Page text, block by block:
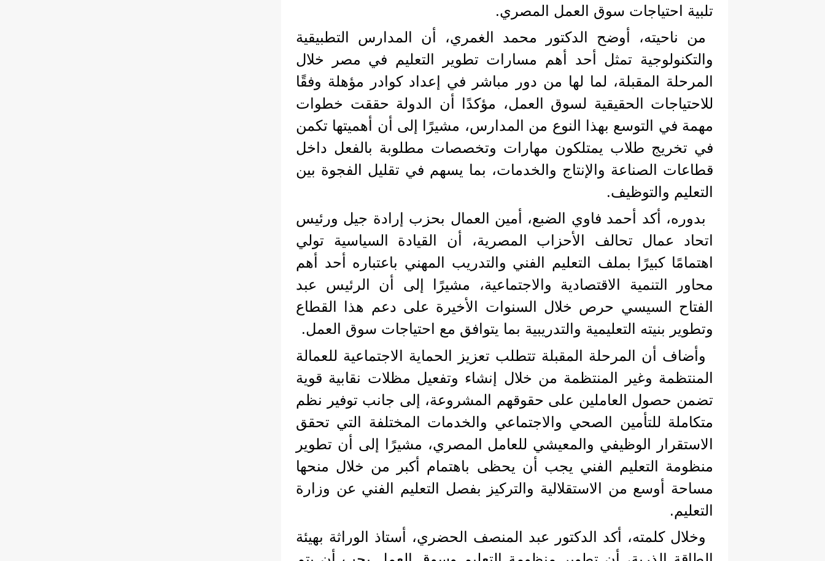
تلبية احتياجات سوق العمل المصري.
من ناحيته، أوضح الدكتور محمد الغمري، أن المدارس التطبيقية
والتكنولوجية تمثل أحد أهم مسارات تطوير التعليم في مصر خلال
المرحلة المقبلة، لما لها من دور مباشر في إعداد كوادر مؤهلة وفقًا
للاحتياجات الحقيقية لسوق العمل، مؤكدًا أن الدولة حققت خطوات
مهمة في التوسع بهذا النوع من المدارس، مشيرًا إلى أن أهميتها تكمن
في تخريج طلاب يمتلكون مهارات وتخصصات مطلوبة بالفعل داخل
قطاعات الصناعة والإنتاج والخدمات، بما يسهم في تقليل الفجوة بين
التعليم والتوظيف.
بدوره، أكد أحمد فاوي الضبع، أمين العمال بحزب إرادة جيل ورئيس
اتحاد عمال تحالف الأحزاب المصرية، أن القيادة السياسية تولي
اهتمامًا كبيرًا بملف التعليم الفني والتدريب المهني باعتباره أحد أهم
محاور التنمية الاقتصادية والاجتماعية، مشيرًا إلى أن الرئيس عبد
الفتاح السيسي حرص خلال السنوات الأخيرة على دعم هذا القطاع
وتطوير بنيته التعليمية والتدريبية بما يتوافق مع احتياجات سوق العمل.
وأضاف أن المرحلة المقبلة تتطلب تعزيز الحماية الاجتماعية للعمالة
المنتظمة وغير المنتظمة من خلال إنشاء وتفعيل مظلات نقابية قوية
تضمن حصول العاملين على حقوقهم المشروعة، إلى جانب توفير نظم
متكاملة للتأمين الصحي والاجتماعي والخدمات المختلفة التي تحقق
الاستقرار الوظيفي والمعيشي للعامل المصري، مشيرًا إلى أن تطوير
منظومة التعليم الفني يجب أن يحظى باهتمام أكبر من خلال منحها
مساحة أوسع من الاستقلالية والتركيز بفصل التعليم الفني عن وزارة
التعليم.
وخلال كلمته، أكد الدكتور عبد المنصف الحضري، أستاذ الوراثة بهيئة